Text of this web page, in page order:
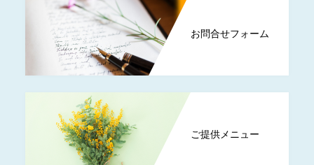
お問合せフォーム
ご提供メニュー